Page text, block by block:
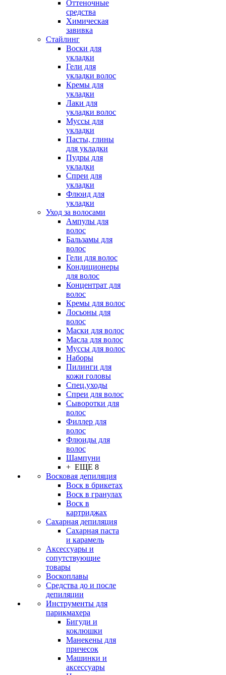
Оттеночные
средства
Химическая
завивка
Стайлинг
Воски для
укладки
Гели для
укладки волос
Кремы для
укладки
Лаки для
укладки волос
Муссы для
укладки
Пасты, глины
для укладки
Пудры для
укладки
Спреи для
укладки
Флюид для
укладки
Уход за волосами
Ампулы для
волос
Бальзамы для
волос
Гели для волос
Кондиционеры
для волос
Концентрат для
волос
Кремы для волос
Лосьоны для
волос
Маски для волос
Масла для волос
Муссы для волос
Наборы
Пилинги для
кожи головы
Спец.уходы
Спреи для волос
Сыворотки для
волос
Филлер для
волос
Флюиды для
волос
Шампуни
+ ЕЩЕ 8
Восковая депиляция
Воск в брикетах
Воск в гранулах
Воск в
картриджах
Сахарная депиляция
Сахарная паста
и карамель
Аксессуары и
сопутствующие
товары
Воскоплавы
Средства до и после
депиляции
Инструменты для
парикмахера
Бигуди и
коклюшки
Манекены для
причесок
Машинки и
аксессуары